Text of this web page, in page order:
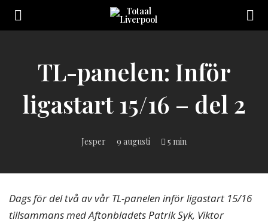
Sveriges
online
magazine!
TL-panelen: Inför
ligastart 15/16 – del 2
Jesper 9 augusti 5 min
Dags för del två av vår TL-panelen inför ligastart 15/16
tillsammans med Aftonbladets Patrik Syk, Viktor